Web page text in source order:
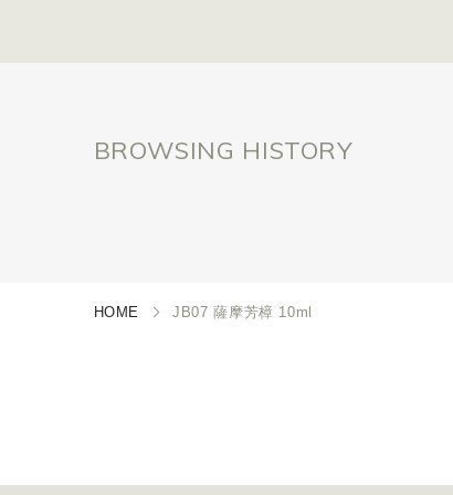
BROWSING HISTORY
HOME JB07 薩摩芳樟 10ml